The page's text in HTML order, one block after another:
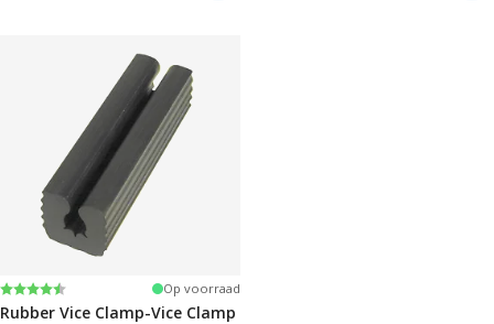
Beoordeling:
4.6 uit 5 sterren Op voorraad
Rubber Vice Clamp-Vice Clamp